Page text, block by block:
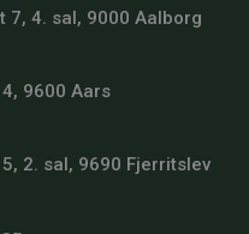
7, 4. sal, 9000 Aalborg
9600 Aars
2. sal, 9690 Fjerritslev